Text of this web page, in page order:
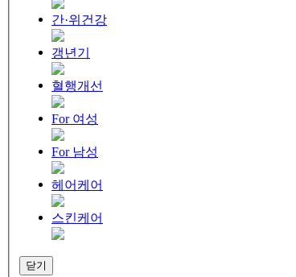
간·위건강
갱년기
혈행개선
For 여성
For 남성
헤어케어
스킨케어
닫기